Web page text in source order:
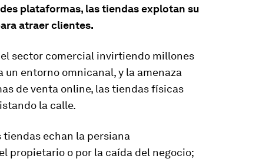
plataformas, las tiendas explotan su
atraer clientes.
sector comercial invirtiendo millones
entorno omnicanal, y la amenaza
de venta online, las tiendas físicas
la calle.
echan la persiana
propietario o por la caída del negocio;